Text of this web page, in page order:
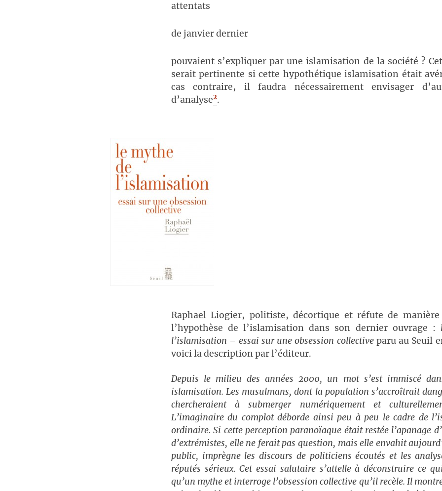
attentats
de janvier dernier
pouvaient s’expliquer par une islamisation de la société ?
serait pertinente si cette hypothétique islamisation était
cas contraire, il faudra nécessairement envisager
d’analyse2.
Raphael Liogier, politiste, décortique et réfute de manière
l’hypothèse de l’islamisation dans son dernier ouvrage :
l’islamisation – essai sur une obsession collectiveparu au Seuil
voici la description par l’éditeur.
Depuis le milieu des années 2000, un mot s’est immiscé
islamisation. Les musulmans, dont la population s’accroîtrait
chercheraient à submerger numériquement et
L’imaginaire du complot déborde ainsi peu à peu le cadre de
ordinaire. Si cette perception paranoïaque était restée l’apanage
d’extrémistes, elle ne ferait pas question, mais elle envahit
public, imprègne les discours de politiciens écoutés et les
réputés sérieux. Cet essai salutaire s’attelle à déconstruire ce
qu’un mythe et interroge l’obsession collective qu’il recèle. Il